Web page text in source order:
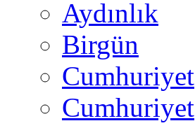
Aydınlık
Birgün
Cumhuriyet
Cumhuriyet